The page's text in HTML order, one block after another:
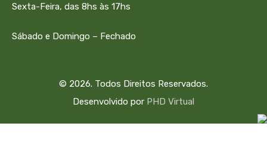
Sexta-Feira, das 8hs às 17hs
Sábado e Domingo – Fechado
© 2026. Todos Direitos Reservados.
Desenvolvido por PHD Virtual